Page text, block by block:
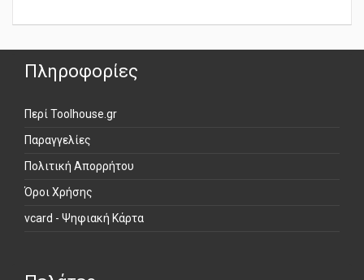
Πληροφορίες
Περί Toolhouse.gr
Παραγγελίες
Πολιτική Απορρήτου
Όροι Χρήσης
vcard - Ψηφιακή Κάρτα